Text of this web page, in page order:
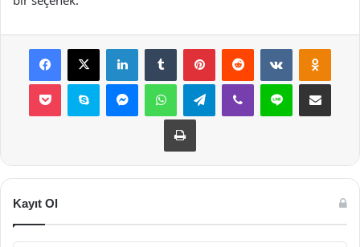
Facebook
X LinkedInTumblr PinterestReddit VKontakte
Pocket Skype MessengerWhatsAppTelegramViber Line E-Posta ile
Yazdır
Kayıt Ol